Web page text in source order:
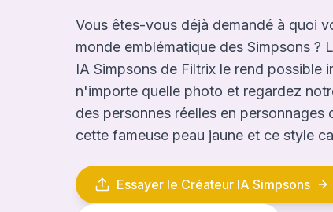
Vous êtes-vous déjà demandé à quoi
monde emblématique des Simpsons ?
IA Simpsons de Filtrix le rend possible
n'importe quelle photo et regardez
des personnes réelles en personnages
cette fameuse peau jaune et ce style
Essayer le Créateur IA Simpsons